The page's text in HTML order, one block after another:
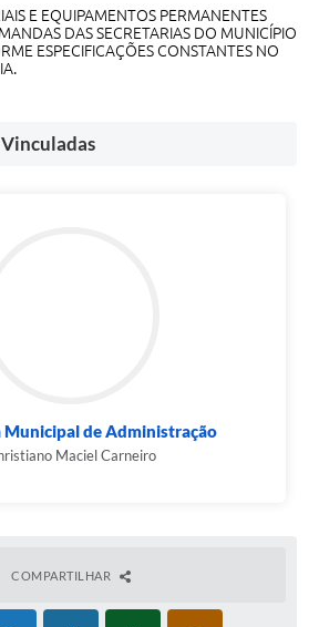
E EQUIPAMENTOS PERMANENTES
DAS SECRETARIAS DO MUNICÍPIO
ESPECIFICAÇÕES CONSTANTES NO
Municipal de Administração
Maciel Carneiro
COMPARTILHAR